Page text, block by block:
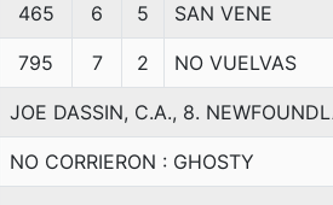
465 6 5 SAN VENE
795 7 2 NO VUELVAS
JOE DASSIN, C.A., 8.
NO CORRIERON : GHOSTY